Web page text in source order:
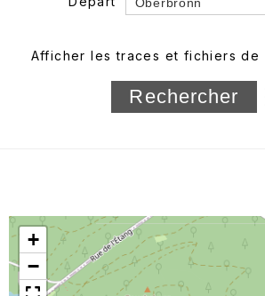
Département
Longueur min/max
Trier par
Horodatage
Afficher les traces et fichiers de
+
−